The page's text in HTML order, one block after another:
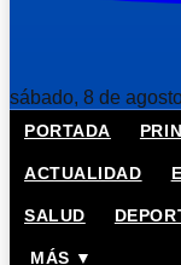
sábado, 8 de
PORTADA
ACTUALIDAD
SALUD
MÁS ▼